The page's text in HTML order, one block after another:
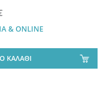
& ONLINE
ΚΑΛΑΘΙ